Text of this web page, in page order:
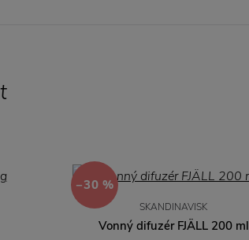
−30 %
SKANDINAVISK
Vonný difuzér FJÄLL 200 ml